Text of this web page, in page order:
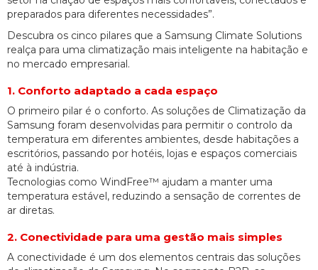
preparados para diferentes necessidades”.
Descubra os cinco pilares que a Samsung Climate Solutions
realça para uma climatização mais inteligente na habitação e
no mercado empresarial.
1. Conforto adaptado a cada espaço
O primeiro pilar é o conforto. As soluções de Climatização da
Samsung foram desenvolvidas para permitir o controlo da
temperatura em diferentes ambientes, desde habitações a
escritórios, passando por hotéis, lojas e espaços comerciais
até à indústria.
Tecnologias como WindFree™ ajudam a manter uma
temperatura estável, reduzindo a sensação de correntes de
ar diretas.
2. Conectividade para uma gestão mais simples
A conectividade é um dos elementos centrais das soluções